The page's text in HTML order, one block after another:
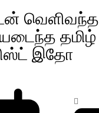
வெளிவந்த
தமிழ்
இதோ